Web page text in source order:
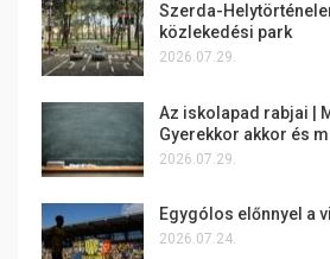
Szerda-
közlekedési park
2026.07.29.
Az iskolapad rabjai |
Gyerekkor akkor és
2026.07.29.
Egygólos előnnyel a
2026.07.24.